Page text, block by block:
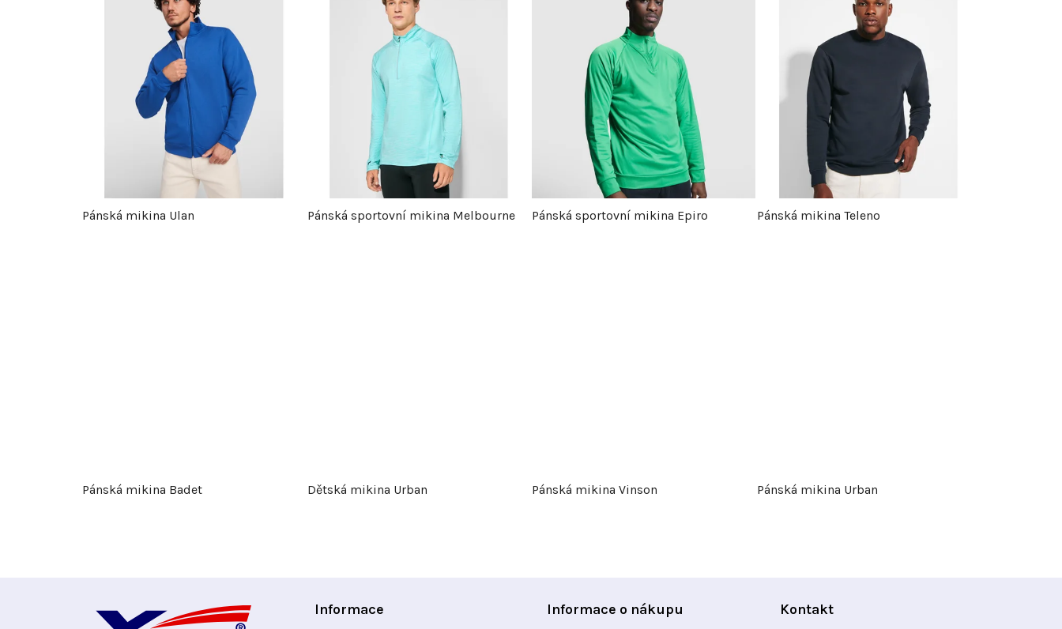
Pánská mikina Ulan Pánská sportovní mikina Melbourne Pánská sportovní mikina Epiro Pánská mikina Teleno
Pánská mikina Badet Dětská mikina Urban Pánská mikina Vinson Pánská mikina Urban
Informace Informace o nákupu Kontakt